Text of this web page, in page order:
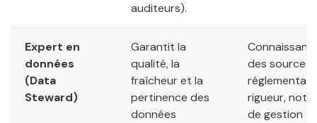
auditeurs).
Expert en
données
(Data
Steward)
Garantit la
qualité, la
fraîcheur et la
pertinence des
données
des sources
rigueur,
de gestion